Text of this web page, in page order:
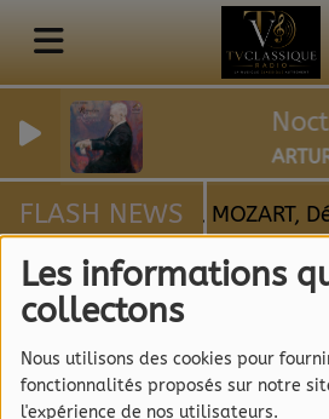
Les informations
collectons
Nous utilisons des cookies pour
fonctionnalités proposés sur notre
l'expérience de nos utilisateurs.
FLASH NEWS
3 anges, MAHLER,
1
1